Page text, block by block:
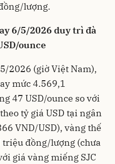
lượng.
6/5/2026 duy trì đà
ounce
2026 (giờ Việt Nam),
mức 4.569,1
47 USD/ounce so với
tỷ giá USD tại ngân
VND/USD), vàng thế
triệu đồng/lượng (chưa
giá vàng miếng SJC